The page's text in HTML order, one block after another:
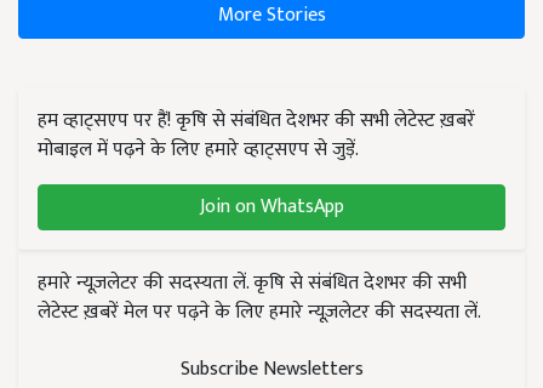
More Stories
हम व्हाट्सएप पर हैं! कृषि से संबंधित देशभर की सभी लेटेस्ट ख़बरें
मोबाइल में पढ़ने के लिए हमारे व्हाट्सएप से जुड़ें.
Join on WhatsApp
हमारे न्यूज़लेटर की सदस्यता लें. कृषि से संबंधित देशभर की सभी
लेटेस्ट ख़बरें मेल पर पढ़ने के लिए हमारे न्यूज़लेटर की सदस्यता लें.
Subscribe Newsletters